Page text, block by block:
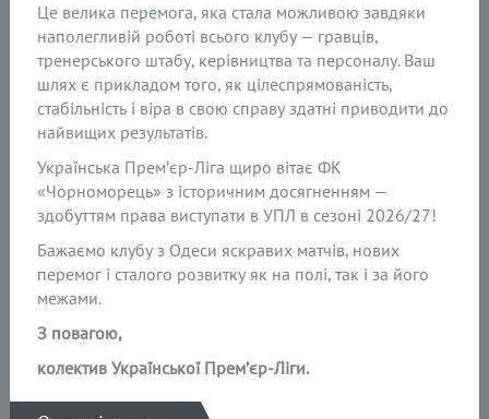
Це велика перемога, яка стала можливою завдяки
наполегливій роботі всього клубу — гравців,
тренерського штабу, керівництва та персоналу. Ваш
шлях є прикладом того, як цілеспрямованість,
стабільність і віра в свою справу здатні приводити до
найвищих результатів.
Українська Прем’єр-Ліга щиро вітає ФК
«Чорноморець» з історичним досягненням —
здобуттям права виступати в УПЛ в сезоні 2026/27!
Бажаємо клубу з Одеси яскравих матчів, нових
перемог і сталого розвитку як на полі, так і за його
межами.
З повагою,
колектив Української Прем’єр-Ліги.